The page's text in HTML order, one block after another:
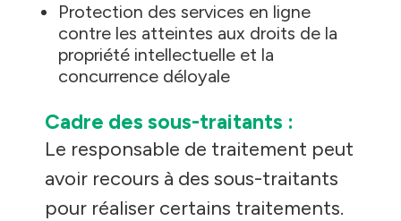
Protection des services en ligne
contre les atteintes aux droits de la
propriété intellectuelle et la
concurrence déloyale
Cadre des sous-traitants :
Le responsable de traitement peut
avoir recours à des sous-traitants
pour réaliser certains traitements.